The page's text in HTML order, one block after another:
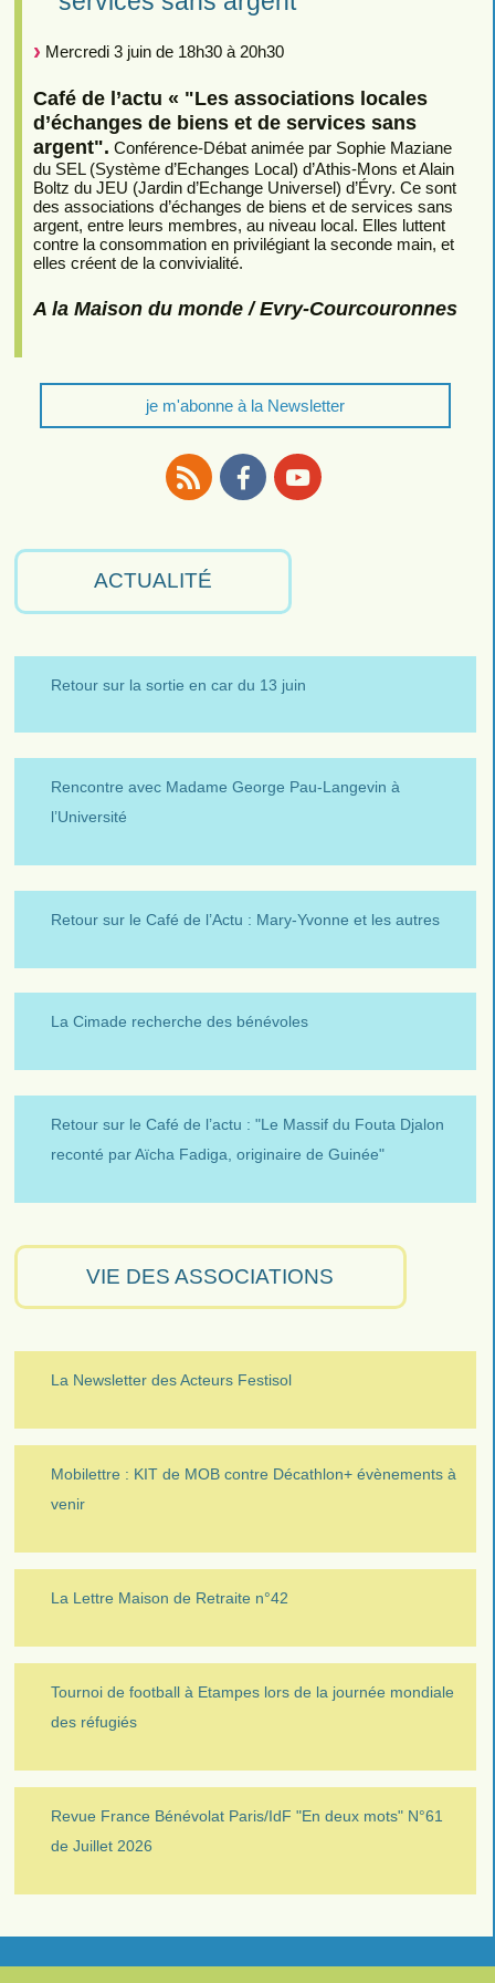
Mercredi 3 juin de 18h30 à 20h30
Café de l’actu « "Les associations locales
d’échanges de biens et de services sans
argent". Conférence-Débat animée par Sophie Maziane
du SEL (Système d’Echanges Local) d’Athis-Mons et Alain
Boltz du JEU (Jardin d’Echange Universel) d’Évry. Ce sont
des associations d’échanges de biens et de services sans
argent, entre leurs membres, au niveau local. Elles luttent
contre la consommation en privilégiant la seconde main, et
elles créent de la convivialité.
A la Maison du monde / Evry-Courcouronnes
je m'abonne à la Newsletter
ACTUALITÉ
Retour sur la sortie en car du 13 juin
Rencontre avec Madame George Pau-Langevin à
l’Université
Retour sur le Café de l’Actu : Mary-Yvonne et les autres
La Cimade recherche des bénévoles
Retour sur le Café de l’actu : "Le Massif du Fouta Djalon
reconté par Aïcha Fadiga, originaire de Guinée"
VIE DES ASSOCIATIONS
La Newsletter des Acteurs Festisol
Mobilettre : KIT de MOB contre Décathlon+ évènements à
venir
La Lettre Maison de Retraite n°42
Tournoi de football à Etampes lors de la journée mondiale
des réfugiés
Revue France Bénévolat Paris/IdF "En deux mots" N°61
de Juillet 2026